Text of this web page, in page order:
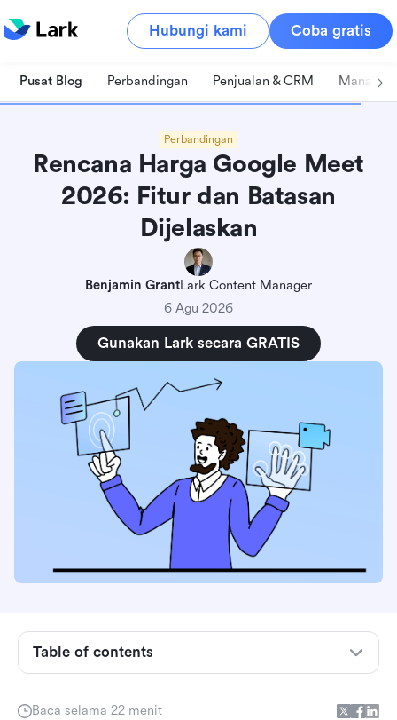
Hubungi kami Coba gratis
Pusat Blog Perbandingan Penjualan & CRM
Perbandingan
Rencana Harga Google Meet
2026: Fitur dan Batasan
Dijelaskan
Benjamin GrantLark Content Manager
6 Agu 2026
Gunakan Lark secara GRATIS
Baca selama 22 menit
Table of contents
Ikhtisar paket dan harga Google Meet